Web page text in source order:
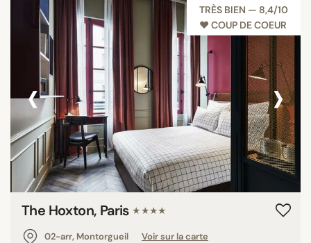
TRÈS BIEN — 8,4/10
♥︎ COUP DE COEUR
‹ ›
The Hoxton, Paris ★★★★
02-arr, Montorgueil
Voir sur la carte